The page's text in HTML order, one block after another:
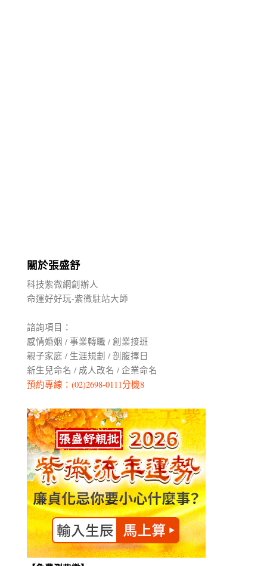
關於張盛舒
科技紫微網創辦人
命運好好玩-紫微駐站大師
諮詢項目：
感情婚姻 / 事業轉職 / 創業接班
親子家庭 / 生涯規劃 / 剖腹擇日
新生兒命名 / 成人改名 / 企業命名
預約專線：(02)2698-0111分機8